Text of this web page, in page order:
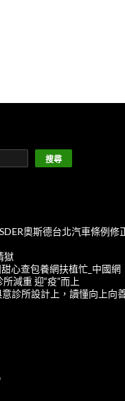
搜尋
奧斯德台北汽車條例修
獄
心查包養網扶植忙_中國網
減重 迎“疫”而上
意診所設計上，讀懂向上向